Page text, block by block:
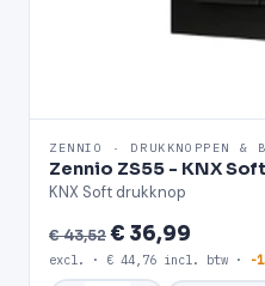
ZENNIO · DRUKKNOPPEN &
Zennio ZS55 - KNX
KNX Soft drukknop
€ 43,52€ 36,99
excl. · € 44,76 incl. btw · -